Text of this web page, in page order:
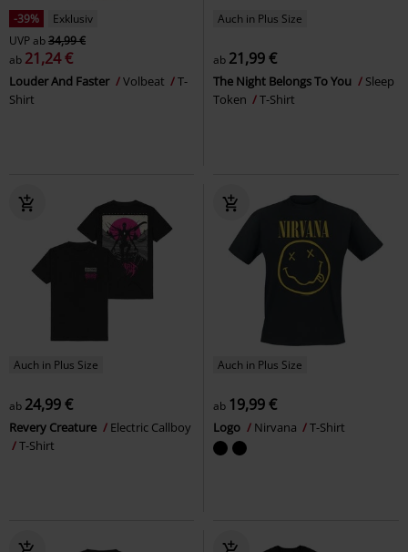
-39%
Exklusiv
UVPab34,99 €
ab 21,24 €
Louder And Faster Volbeat
T-
Shirt
Auch in Plus Size
ab 21,99 €
The Night Belongs To You
Sleep
Token
T-Shirt
Auch in Plus Size
ab 24,99 €
Revery Creature
Electric Callboy
T-Shirt
Auch in Plus Size
ab 19,99 €
Logo Nirvana T-Shirt